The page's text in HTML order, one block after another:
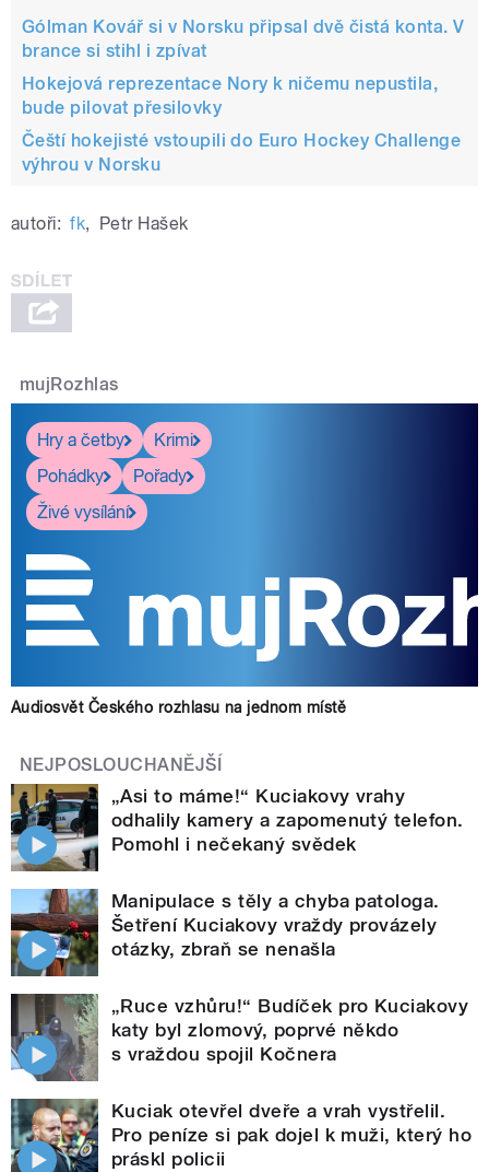
Gólman Kovář si v Norsku připsal dvě čistá konta. V
brance si stihl i zpívat
Hokejová reprezentace Nory k ničemu nepustila,
bude pilovat přesilovky
Čeští hokejisté vstoupili do Euro Hockey Challenge
výhrou v Norsku
autoři: fk, Petr Hašek
mujRozhlas
Hry a četby
Krimi
Pohádky
Pořady
Živé vysílání
Audiosvět Českého rozhlasu na jednom místě
NEJPOSLOUCHANĚJŠÍ
„Asi to máme!“ Kuciakovy vrahy
odhalily kamery a zapomenutý telefon.
Pomohl i nečekaný svědek
Manipulace s těly a chyba patologa.
Šetření Kuciakovy vraždy provázely
otázky, zbraň se nenašla
„Ruce vzhůru!“ Budíček pro Kuciakovy
katy byl zlomový, poprvé někdo
s vraždou spojil Kočnera
Kuciak otevřel dveře a vrah vystřelil.
Pro peníze si pak dojel k muži, který ho
práskl policii